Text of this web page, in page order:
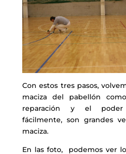
Con estos tres pasos,
maciza del pabellón
reparación y el poder
fácilmente, son grandes
maciza.
En las foto, podemos ver